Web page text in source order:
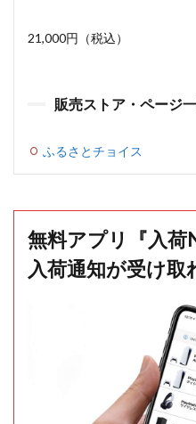
21,000円（税込）
販売ストア・ページ
ふるさとチョイス
無料アプリ『入荷
入荷通知が受け取